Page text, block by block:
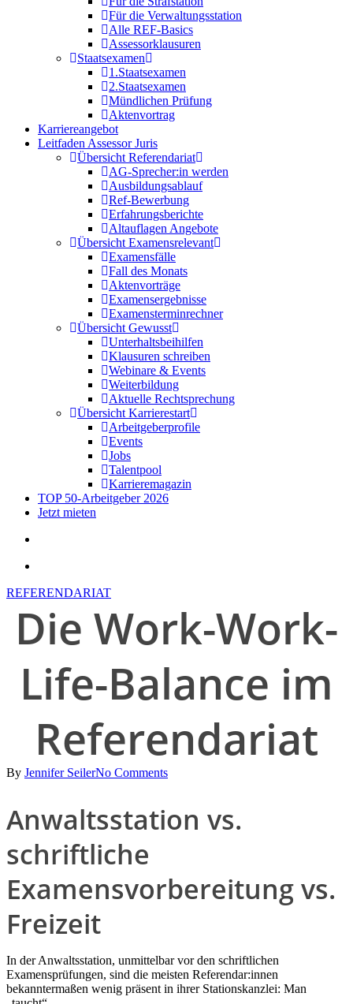
Für die Verwaltungsstation
Alle REF-Basics
Assessorklausuren
Staatsexamen
1.Staatsexamen
2.Staatsexamen
Mündlichen Prüfung
Aktenvortrag
Karriereangebot
Leitfaden Assessor Juris
Übersicht Referendariat
AG-Sprecher:in werden
Ausbildungsablauf
Ref-Bewerbung
Erfahrungsberichte
Altauflagen Angebote
Übersicht Examensrelevant
Examensfälle
Fall des Monats
Aktenvorträge
Examensergebnisse
Examensterminrechner
Übersicht Gewusst
Unterhaltsbeihilfen
Klausuren schreiben
Webinare & Events
Weiterbildung
Aktuelle Rechtsprechung
Übersicht Karrierestart
Arbeitgeberprofile
Events
Jobs
Talentpool
Karrieremagazin
TOP 50-Arbeitgeber 2026
Jetzt mieten
REFERENDARIAT
Die Work-Work-
Life-Balance im
Referendariat
By Jennifer SeilerNo Comments
Anwaltsstation vs.
schriftliche
Examensvorbereitung vs.
Freizeit
In der Anwaltsstation, unmittelbar vor den schriftlichen
Examensprüfungen, sind die meisten Referendar:innen
bekanntermaßen wenig präsent in ihrer Stationskanzlei: Man